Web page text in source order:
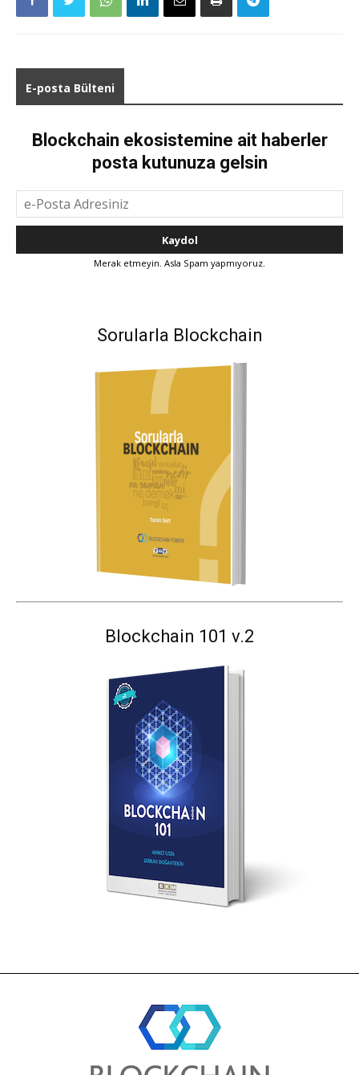
E-posta Bülteni
Blockchain ekosistemine ait haberler
posta kutunuza gelsin
Merak etmeyin. Asla Spam yapmıyoruz.
Sorularla Blockchain
Blockchain 101 v.2